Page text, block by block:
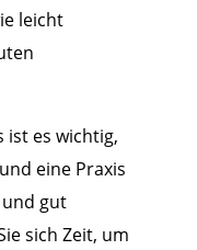
leicht
ist es wichtig,
eine Praxis
gut
sich Zeit, um